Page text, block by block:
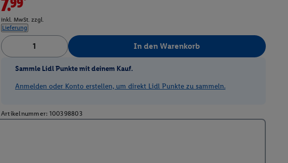
7.99*
inkl. MwSt. zzgl.
Lieferung
In den Warenkorb
Sammle Lidl Punkte mit deinem Kauf.
Anmelden oder Konto erstellen, um direkt Lidl Punkte zu sammeln.
Artikelnummer: 100398803